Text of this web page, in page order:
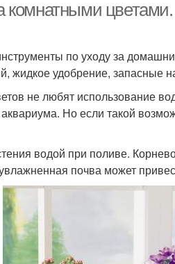
грунте
комнатными
по уходу за
жидкое удобрение, запасные
не любят использование
Но если такой
водой при поливе.
почва может